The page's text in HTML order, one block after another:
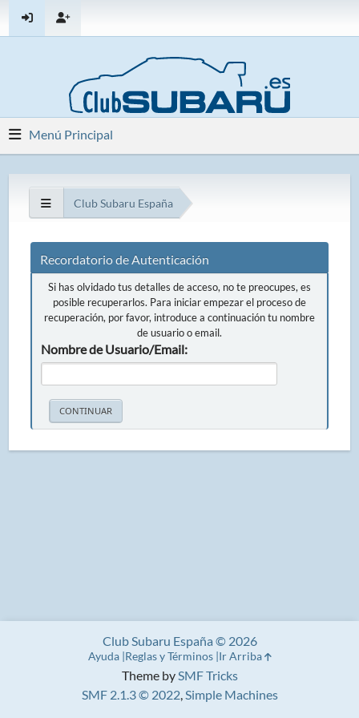
Menú Principal
Club Subaru España
Recordatorio de Autenticación
Si has olvidado tus detalles de acceso, no te preocupes, es
posible recuperarlos. Para iniciar empezar el proceso de
recuperación, por favor, introduce a continuación tu nombre
de usuario o email.
Nombre de Usuario/Email:
Theme bySMF Tricks
SMF 2.1.3 © 2022,Simple Machines
Club Subaru España © 2026
Ayuda Reglas y Términos Ir Arriba